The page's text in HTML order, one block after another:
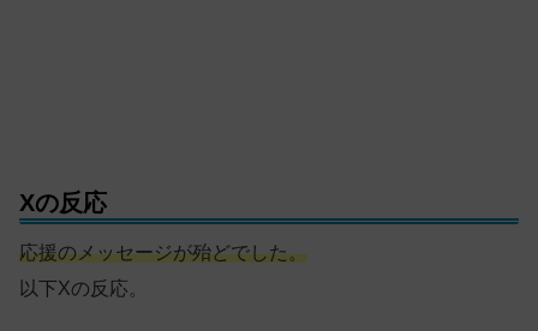
Xの反応
応援のメッセージが殆どでした。
以下Xの反応。